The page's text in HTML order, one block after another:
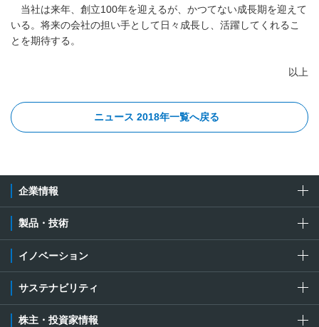
当社は来年、創立100年を迎えるが、かつてない成長期を迎えて
いる。将来の会社の担い手として日々成長し、活躍してくれるこ
とを期待する。
以上
ニュース 2018年一覧へ戻る
企業情報
製品・技術
イノベーション
サステナビリティ
株主・投資家情報